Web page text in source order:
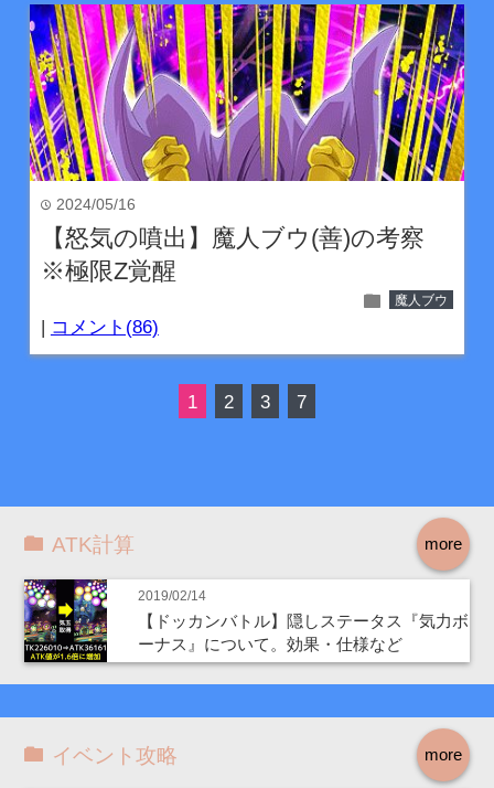
time 2024/05/16
【怒気の噴出】魔人ブウ(善)の考察
※極限Z覚醒
folder 魔人ブウ
| コメント(86)
1 2 3 7
more
ATK計算
2019/02/14
【ドッカンバトル】隠しステータス『気力ボ
ーナス』について。効果・仕様など
more
イベント攻略